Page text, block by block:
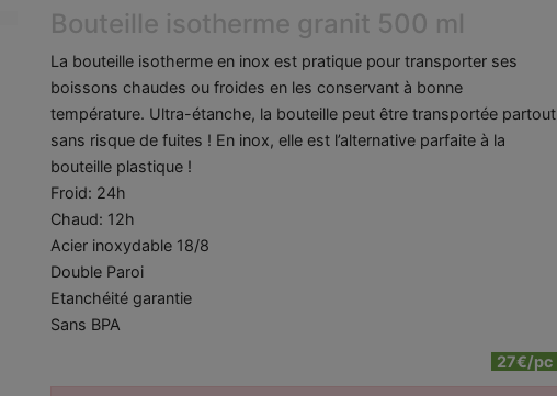
Bouteille isotherme granit 500 ml
La bouteille isotherme en inox est pratique pour transporter ses
boissons chaudes ou froides en les conservant à bonne
température. Ultra-étanche, la bouteille peut être transportée partout
sans risque de fuites ! En inox, elle est l’alternative parfaite à la
bouteille plastique !
Froid: 24h
Chaud: 12h
Acier inoxydable 18/8
Double Paroi
Etanchéité garantie
Sans BPA
27€/pc